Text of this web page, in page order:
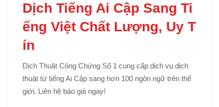
Dịch Tiếng Ai Cập Sang Ti
ếng Việt Chất Lượng, Uy T
ín
Dịch Thuật Công Chứng Số 1 cung cấp dịch vụ dịch
thuật từ tiếng Ai Cập sang hơn 100 ngôn ngữ trên thế
giới. Liên hệ báo giá ngay!